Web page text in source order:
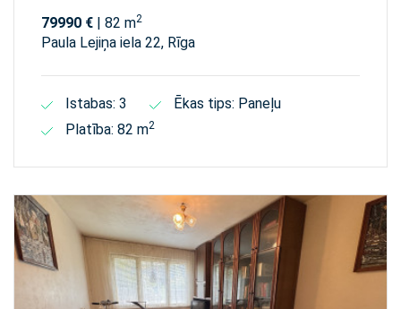
79990 € | 82 m2
Paula Lejiņa iela 22, Rīga
Istabas: 3
Ēkas tips: Paneļu
Platība: 82 m2